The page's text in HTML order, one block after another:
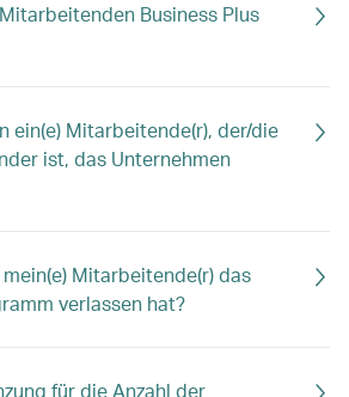
Business Plus
ein(e) Mitarbeitende(r), der/die
ist, das Unternehmen
Mitarbeitende(r) das
verlassen hat?
für die Anzahl der